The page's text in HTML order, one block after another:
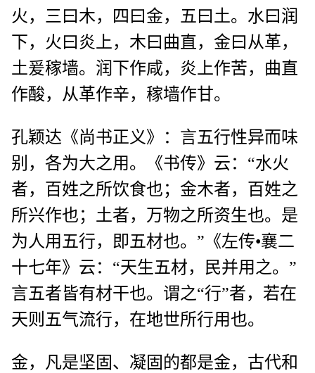
火，三曰木，四曰金，五曰土。水曰润
下，火曰炎上，木曰曲直，金曰从革，
土爰稼墙。润下作咸，炎上作苦，曲直
作酸，从革作辛，稼墙作甘。
孔颖达《尚书正义》：言五行性异而味
别，各为大之用。《书传》云：“水火
者，百姓之所饮食也；金木者，百姓之
所兴作也；土者，万物之所资生也。是
为人用五行，即五材也。”《左传•襄二
十七年》云：“天生五材，民并用之。”
言五者皆有材干也。谓之“行”者，若在
天则五气流行，在地世所行用也。
金，凡是坚固、凝固的都是金，古代和